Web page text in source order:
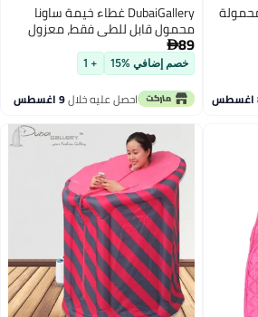
DubaiGallery غطاء خيمة ساونا
محمول قابل للطي فقط، معزول
حراري مقاوم للماء لبخار السبا مع
فتحة بسحاب وتصميم مدمج
للاسترخاء المنزلي، سبا شخصي
واستخدام العافية الداخلية، وردي
خصم إضافي %15 + 1
احصل عليه خلال9 اغسطس